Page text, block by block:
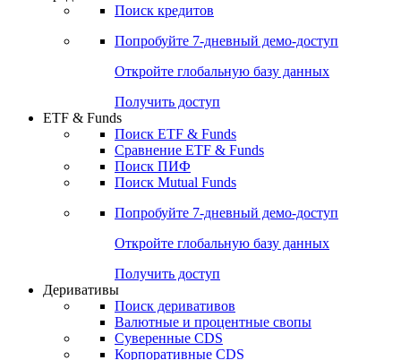
Откройте глобальную базу данных
Получить доступ
Поиск кредитов
Попробуйте7-дневный
Откройте глобальную базу данных
Получить доступ
ETF & Funds
Сравнение ETF & Funds
Поиск Mutual Funds
Попробуйте7-дневный
Откройте глобальную базу данных
Получить доступ
Деривативы